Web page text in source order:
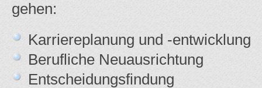
gehen:
Karriereplanung und -entwicklung
Berufliche Neuausrichtung
Entscheidungsfindung